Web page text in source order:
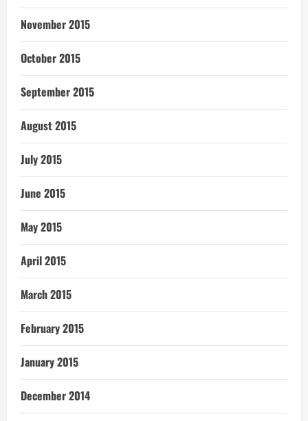
November 2015
October 2015
September 2015
August 2015
July 2015
June 2015
May 2015
April 2015
March 2015
February 2015
January 2015
December 2014